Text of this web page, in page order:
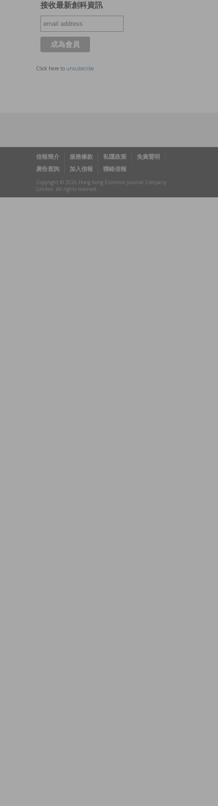
接收最新創科資訊
Click here to unsubscribe
信報簡介 服務條款 私隱政策
免責聲明
廣告查詢
加入信報 聯絡信報
Copyright © 2026 Hong Kong Economic Journal Company
Limited. All rights reserved.